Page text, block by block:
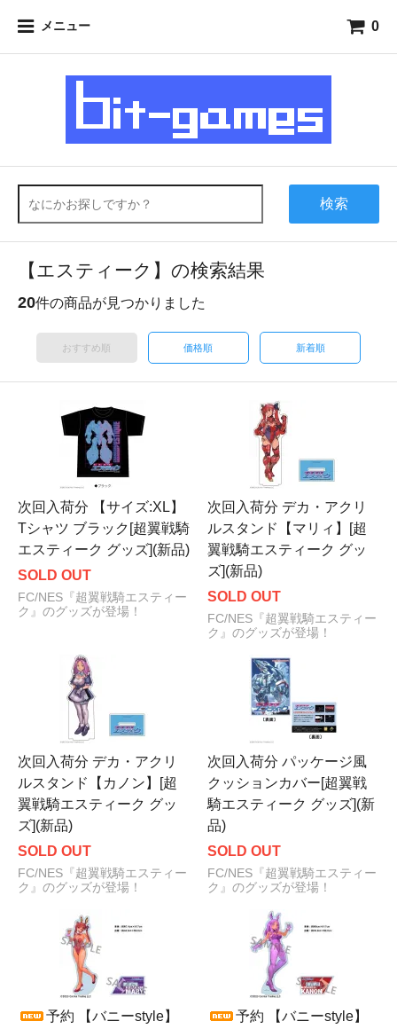
メニュー 0
検索
【エスティーク】の検索結果
20件の商品が見つかりました
おすすめ順 価格順 新着順
次回入荷分 【サイズ:XL】
Tシャツ ブラック[超翼戦騎
エスティーク グッズ](新品)
SOLD OUT
FC/NES『超翼戦騎エスティー
ク』のグッズが登場！
次回入荷分 デカ・アクリ
ルスタンド【マリィ】[超
翼戦騎エスティーク グッ
ズ](新品)
SOLD OUT
FC/NES『超翼戦騎エスティー
ク』のグッズが登場！
次回入荷分 デカ・アクリ
ルスタンド【カノン】[超
翼戦騎エスティーク グッ
ズ](新品)
SOLD OUT
FC/NES『超翼戦騎エスティー
ク』のグッズが登場！
次回入荷分 パッケージ風
クッションカバー[超翼戦
騎エスティーク グッズ](新
品)
SOLD OUT
FC/NES『超翼戦騎エスティー
ク』のグッズが登場！
予約 【バニーstyle】
予約 【バニーstyle】